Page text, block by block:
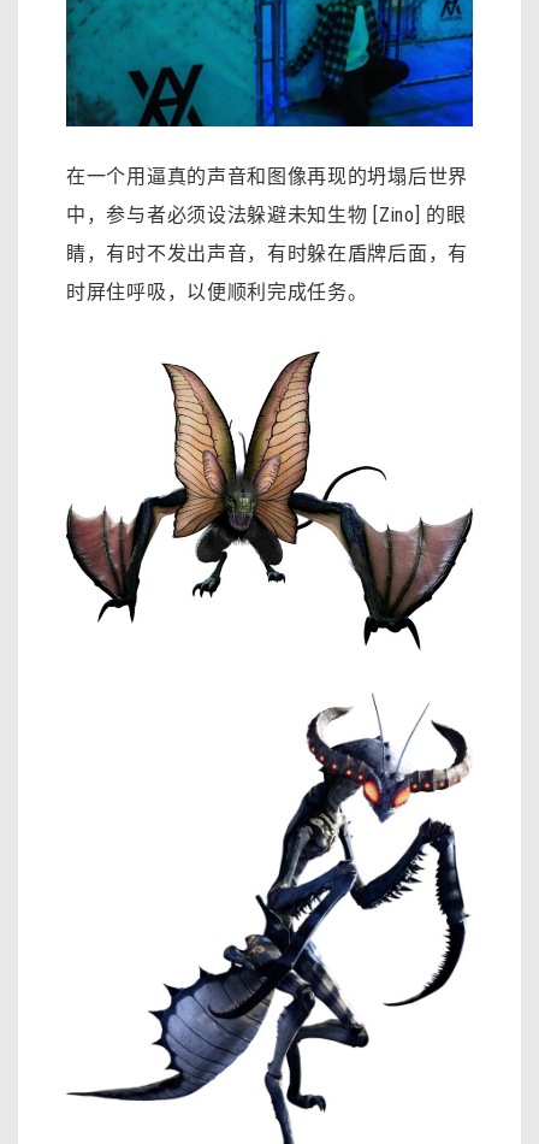
在一个用逼真的声音和图像再现的坍塌后世界
中，参与者必须设法躲避未知生物 [Zino] 的眼
睛，有时不发出声音，有时躲在盾牌后面，有
时屏住呼吸，以便顺利完成任务。